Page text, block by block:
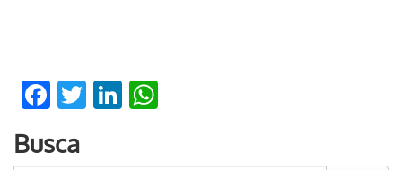
Facebook
TwitterLinkedIn
Busca